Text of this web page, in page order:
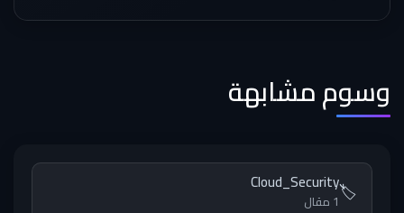
وسوم مشابهة
🏷️
Cloud_Security
1 مقال